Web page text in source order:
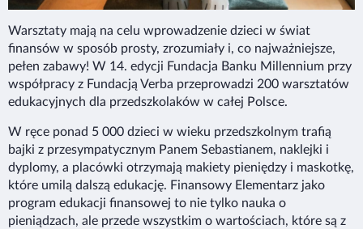
Warsztaty mają na celu wprowadzenie dzieci w świat
finansów w sposób prosty, zrozumiały i, co najważniejsze,
pełen zabawy! W 14. edycji Fundacja Banku Millennium przy
współpracy z Fundacją Verba przeprowadzi 200 warsztatów
edukacyjnych dla przedszkolaków w całej Polsce.
W ręce ponad 5 000 dzieci w wieku przedszkolnym trafią
bajki z przesympatycznym Panem Sebastianem, naklejki i
dyplomy, a placówki otrzymają makiety pieniędzy i maskotkę,
które umilą dalszą edukację. Finansowy Elementarz jako
program edukacji finansowej to nie tylko nauka o
pieniądzach, ale przede wszystkim o wartościach, które są z